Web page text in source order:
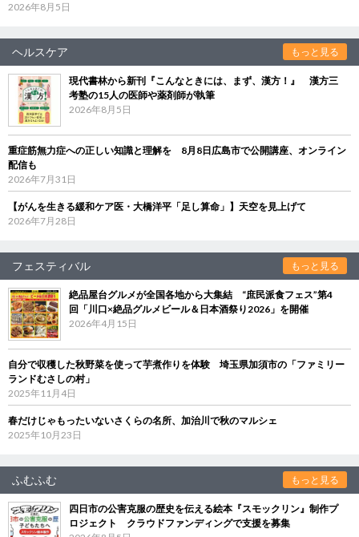
2026年8月5日
ヘルスケア もっと見る
現代書林から新刊『こんなときには、まず、漢方！』 漢方三
考塾の15人の医師や薬剤師が執筆
2026年8月5日
重症筋無力症への正しい知識と理解を 8月8日広島市で公開講座、オンライン
配信も
2026年7月31日
【がんを生きる緩和ケア医・大橋洋平「足し算命」】天空を見上げて
2026年7月28日
フェスティバル もっと見る
絶品屋台グルメが全国各地から大集結 “庶民派食フェス”第4
回「川口×絶品グルメビール＆日本酒祭り2026」を開催
2026年4月15日
自分で収穫した秋野菜を使って芋煮作りを体験 埼玉県加須市の「ファミリー
ランドむさしの村」
2025年11月4日
春だけじゃもったいないさくらの名所、加治川で秋のマルシェ
2025年10月23日
ふむふむ もっと見る
四日市の公害克服の歴史を伝える絵本『スモックリン』制作プ
ロジェクト クラウドファンディングで支援を募集